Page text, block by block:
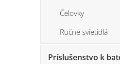
Čelovky
Ručné svietidlá
Príslušenstvo k